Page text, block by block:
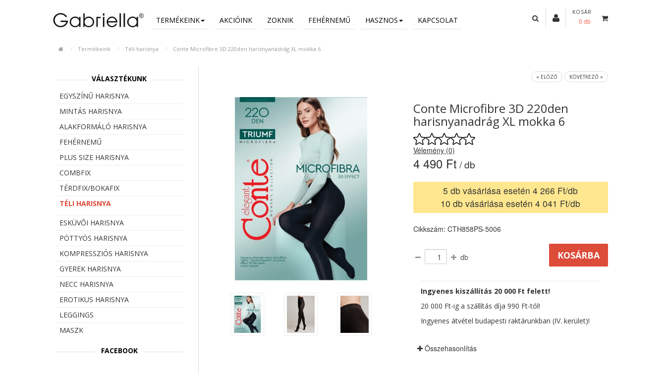
TERMÉKEINK AKCIÓINK ZOKNIK FEHÉRNEMŰ HASZNOS KAPCSOLAT
KOSÁR
0 db
Termékeink Téli harisnya Conte Microfibre 3D 220den harisnyanadrág XL mokka 6
VÁLASZTÉKUNK
EGYSZÍNŰ HARISNYA
MINTÁS HARISNYA
ALAKFORMÁLÓ HARISNYA
FEHÉRNEMŰ
PLUS SIZE HARISNYA
COMBFIX
TÉRDFIX/BOKAFIX
TÉLI HARISNYA
ESKÜVŐI HARISNYA
PÖTTYÖS HARISNYA
KOMPRESSZIÓS HARISNYA
GYEREK HARISNYA
NECC HARISNYA
EROTIKUS HARISNYA
LEGGINGS
MASZK
FACEBOOK
« ELŐZŐ KÖVETKEZŐ »
Conte Microfibre 3D 220den
harisnyanadrág XL mokka 6
Vélemény (0)
4 490 Ft / db
5 db vásárlása esetén 4 266 Ft/db
10 db vásárlása esetén 4 041 Ft/db
Cikkszám: CTH858PS-5006
db
Ingyenes kiszállítás 20 000 Ft felett!
20 000 Ft-ig a szállítás díja 990 Ft-tól!
Ingyenes átvétel budapesti raktárunkban (IV. kerület)!
Összehasonlítás